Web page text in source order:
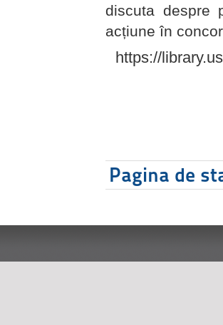
discuta despre
acțiune în
https://
Pagina de